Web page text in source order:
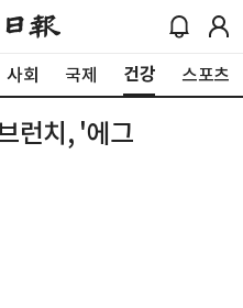
사회 국제 건강 스포츠
런치, '에그